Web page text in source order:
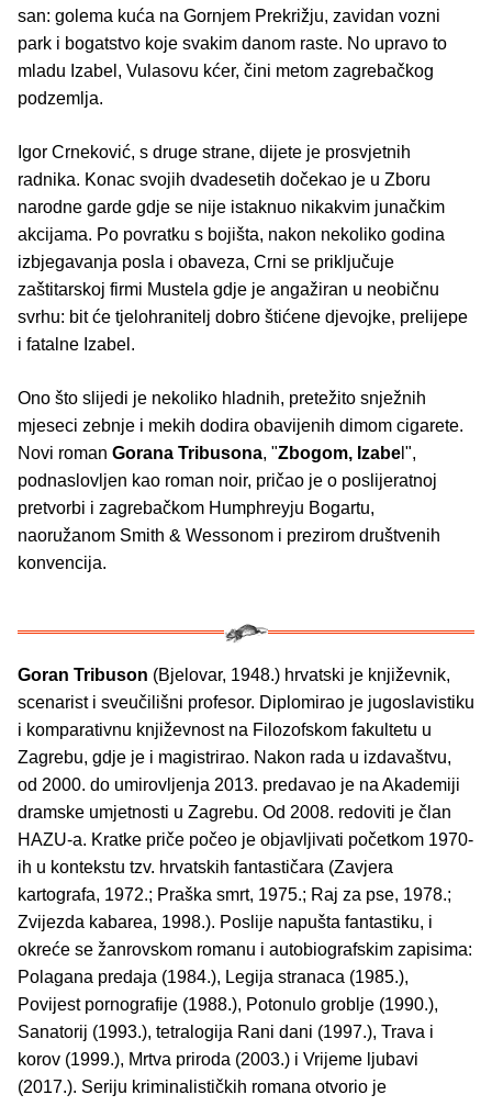
san: golema kuća na Gornjem Prekrižju, zavidan vozni
park i bogatstvo koje svakim danom raste. No upravo to
mladu Izabel, Vulasovu kćer, čini metom zagrebačkog
podzemlja.
Igor Crneković, s druge strane, dijete je prosvjetnih
radnika. Konac svojih dvadesetih dočekao je u Zboru
narodne garde gdje se nije istaknuo nikakvim junačkim
akcijama. Po povratku s bojišta, nakon nekoliko godina
izbjegavanja posla i obaveza, Crni se priključuje
zaštitarskoj firmi Mustela gdje je angažiran u neobičnu
svrhu: bit će tjelohranitelj dobro štićene djevojke, prelijepe
i fatalne Izabel.
Ono što slijedi je nekoliko hladnih, pretežito snježnih
mjeseci zebnje i mekih dodira obavijenih dimom cigarete.
Novi roman Gorana Tribusona, "Zbogom, Izabe l",
podnaslovljen kao roman noir, pričao je o poslijeratnoj
pretvorbi i zagrebačkom Humphreyju Bogartu,
naoružanom Smith & Wessonom i prezirom društvenih
konvencija.
Goran Tribuson (Bjelovar, 1948.) hrvatski je književnik,
scenarist i sveučilišni profesor. Diplomirao je jugoslavistiku
i komparativnu književnost na Filozofskom fakultetu u
Zagrebu, gdje je i magistrirao. Nakon rada u izdavaštvu,
od 2000. do umirovljenja 2013. predavao je na Akademiji
dramske umjetnosti u Zagrebu. Od 2008. redoviti je član
HAZU-a. Kratke priče počeo je objavljivati početkom 1970-
ih u kontekstu tzv. hrvatskih fantastičara (Zavjera
kartografa, 1972.; Praška smrt, 1975.; Raj za pse, 1978.;
Zvijezda kabarea, 1998.). Poslije napušta fantastiku, i
okreće se žanrovskom romanu i autobiografskim zapisima:
Polagana predaja (1984.), Legija stranaca (1985.),
Povijest pornografije (1988.), Potonulo groblje (1990.),
Sanatorij (1993.), tetralogija Rani dani (1997.), Trava i
korov (1999.), Mrtva priroda (2003.) i Vrijeme ljubavi
(2017.). Seriju kriminalističkih romana otvorio je